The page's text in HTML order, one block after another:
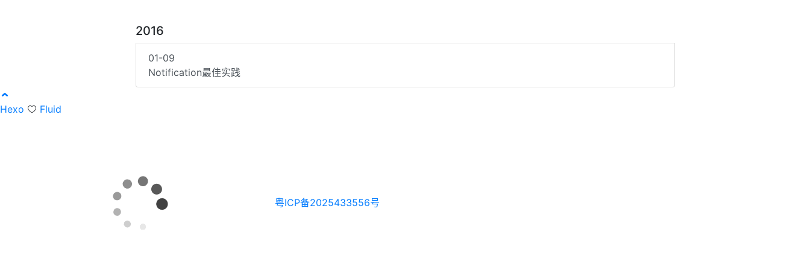
2016
01-09
Notification最佳实践
Hexo Fluid
粤ICP备2025433556号